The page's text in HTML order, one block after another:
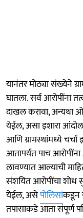
यानंतर मोठ्या संख्येने
घातला. सर्व आरोपींना
दाखल करावा, अन्यथा
येईल, असा इशारा
आणि ग्रामस्थांमध्ये चर्चा
आतापर्यंत पाच
लावण्यात आल्याची
संशयित आरोपींचा
येईल, असेपोलिसांकडून
तपासाकडे आता संपूर्ण